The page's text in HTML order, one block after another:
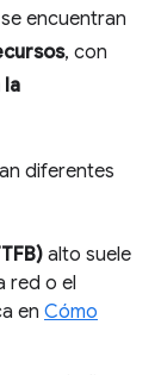
encuentran
, con
la
diferentes
alto suele
red o el
en Cómo